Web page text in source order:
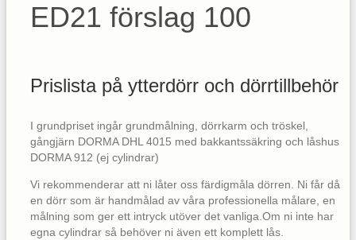
ED21 förslag 100
Prislista på ytterdörr och dörrtillbehör
I grundpriset ingår grundmålning, dörrkarm och tröskel,
gångjärn DORMA DHL 4015 med bakkantssäkring och låshus
DORMA 912 (ej cylindrar)
Vi rekommenderar att ni låter oss färdigmåla dörren. Ni får då
en dörr som är handmålad av våra professionella målare, en
målning som ger ett intryck utöver det vanliga.Om ni inte har
egna cylindrar så behöver ni även ett komplett lås.